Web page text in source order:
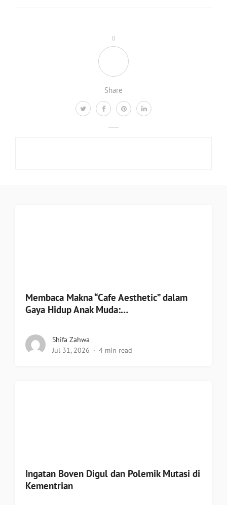
0
Share
Membaca Makna “Cafe Aesthetic” dalam
Gaya Hidup Anak Muda:…
Shifa Zahwa
Jul 31, 2026
4 min read
Ingatan Boven Digul dan Polemik Mutasi di
Kementrian